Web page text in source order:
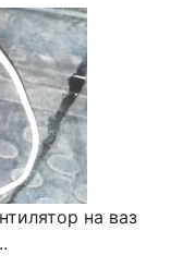
на ваз